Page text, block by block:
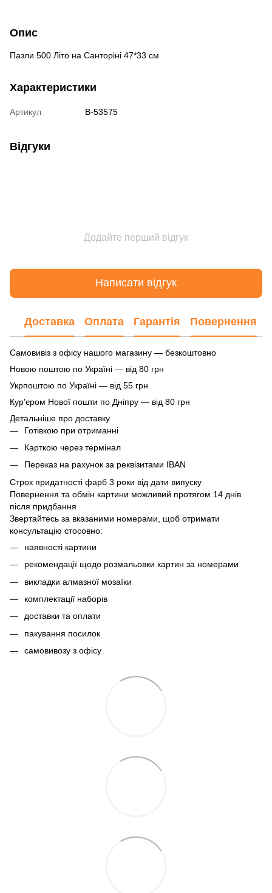
Опис
Пазли 500 Літо на Санторіні 47*33 см
Характеристики
Артикул B-53575
Відгуки
Додайте перший відгук
Написати відгук
Доставка Оплата Гарантія Повернення
Самовивіз з офісу нашого магазину — безкоштовно
Новою поштою по Україні — від 80 грн
Укрпоштою по Україні — від 55 грн
Кур'єром Нової пошти по Дніпру — від 80 грн
Детальніше про доставку
Готівкою при отриманні
Карткою через термінал
Переказ на рахунок за реквізитами IBAN
Строк придатності фарб 3 роки від дати випуску
Повернення та обмін картини можливий протягом 14 днів
після придбання
Звертайтесь за вказаними номерами, щоб отримати
консультацію стосовно:
наявності картини
рекомендації щодо розмальовки картин за номерами
викладки алмазної мозаїки
комплектації наборів
доставки та оплати
пакування посилок
самовивозу з офісу